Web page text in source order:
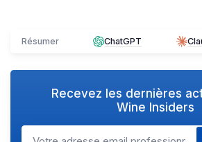
Résumer ChatGPT
Recevez les dernières
Wine Insiders